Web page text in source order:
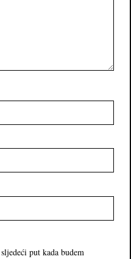
put kada budem